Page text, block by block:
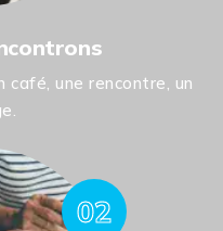
une rencontre, un
02